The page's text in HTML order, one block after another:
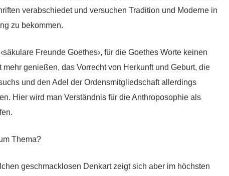
verabschiedet und versuchen Tradition und Moderne in
zu bekommen.
Freunde Goethes›, für die Goethes Worte keinen
genießen, das Vorrecht von Herkunft und Geburt, die
und den Adel der Ordensmitgliedschaft allerdings
Hier wird man Verständnis für die Anthroposophie als
Thema?
geschmacklosen Denkart zeigt sich aber im höchsten